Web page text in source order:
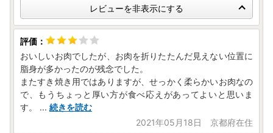
・ふるさと納税のカタログ、メールマガジン、資料の送付、
その他サービスの提供のため
レビューを非表示にする
おいしいお肉でしたが、お肉を折りたたんだ見えない位置に
脂身が多かったのが残念でした。
またすき焼き用ではありますが、せっかく柔らかいお肉なの
で、もうちょっと厚い方が食べ応えがあってよいと思いま
す。 ... 続きを読む
2021年05月18日 京都府在住